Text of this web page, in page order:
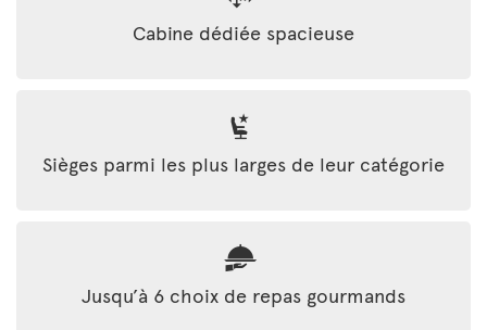
Cabine dédiée spacieuse
Sièges parmi les plus larges de leur catégorie
Jusqu’à 6 choix de repas gourmands